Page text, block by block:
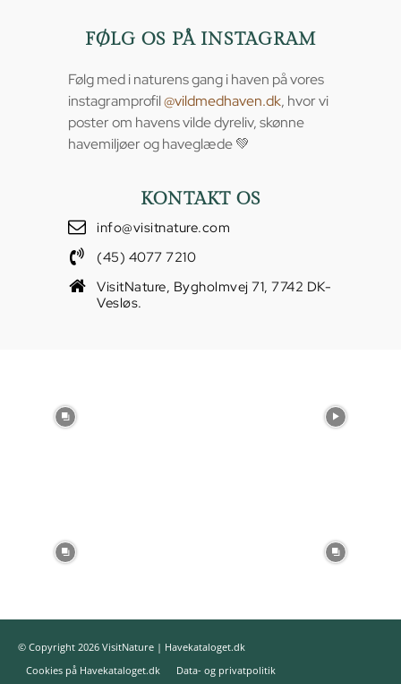
FØLG OS PÅ INSTAGRAM
Følg med i naturens gang i haven på vores
instagramprofil@vildmedhaven.dk, hvor vi
poster om havens vilde dyreliv, skønne
havemiljøer og haveglæde 💚
KONTAKT OS
info@visitnature.com
(45) 4077 7210
VisitNature, Bygholmvej 71, 7742 DK-
Vesløs.
© Copyright 2026 VisitNature | Havekataloget.dk
Cookies på Havekataloget.dk
Data- og privatpolitik